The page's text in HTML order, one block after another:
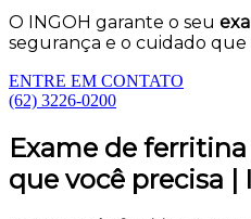
O INGOH garante o seu
segurança e o cuidado que
ENTRE EM CONTATO
(62) 3226-0200
Exame de
que você precisa |